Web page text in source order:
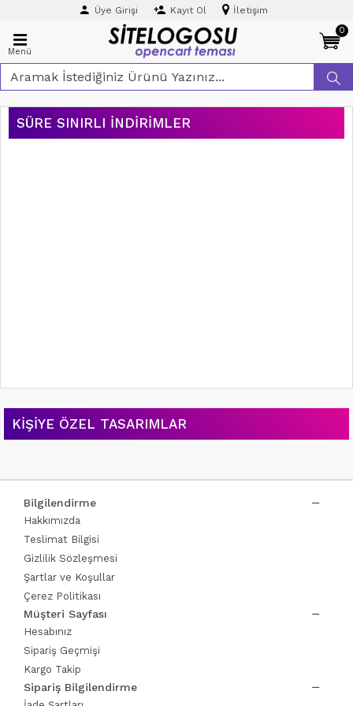
Üye Girişi Kayıt Ol İletişim
Menü
0
SÜRE SINIRLI İNDIRIMLER
KIŞIYE ÖZEL TASARIMLAR
Bilgilendirme
Hakkımızda
Teslimat Bilgisi
Gizlilik Sözleşmesi
Şartlar ve Koşullar
Çerez Politikası
Müşteri Sayfası
Hesabınız
Sipariş Geçmişi
Kargo Takip
Sipariş Bilgilendirme